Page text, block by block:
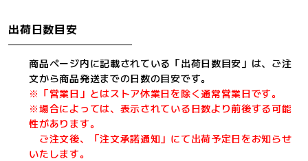
出荷日数目安
商品ページ内に記載されている「出荷日数目安」は、ご注
文から商品発送までの日数の目安です。
※「営業日」とはストア休業日を除く通常営業日です。
※場合によっては、表示されている日数より前後する可能
性があります。
ご注文後、「注文承諾通知」にて出荷予定日をお知らせ
いたします。